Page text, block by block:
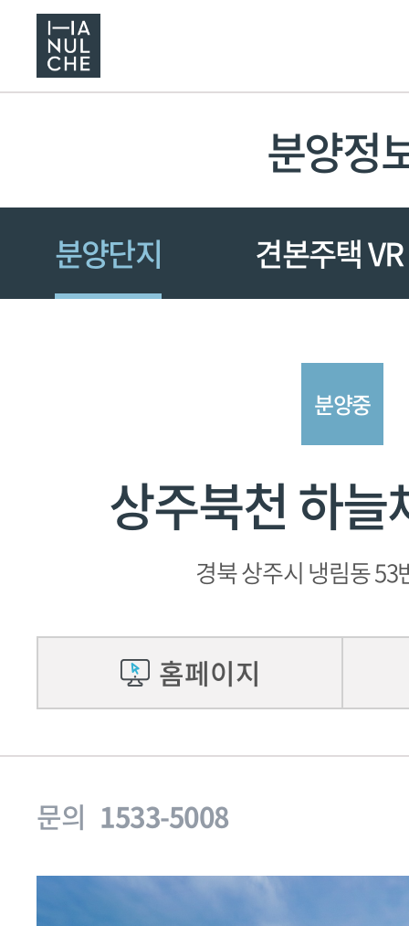
분양정
분양단지 견본주택 VR
분양중
상주북천 하늘
경북 상주시 냉림동
홈페이지
문의 1533-5008